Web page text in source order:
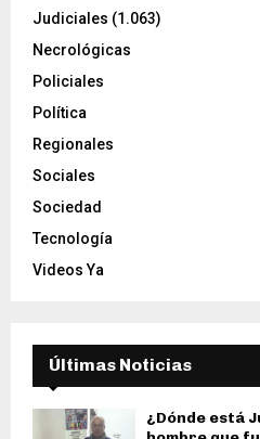
Judiciales (1.063)
Necrológicas
Policiales
Política
Regionales
Sociales
Sociedad
Tecnología
Videos Ya
Últimas Noticias
¿Dónde está